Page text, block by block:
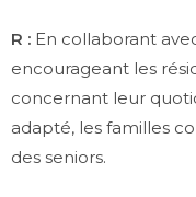
R : En collaborant
encourageant les
concernant leur
adapté, les familles
des seniors.